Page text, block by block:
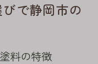
で静岡市の
料の特徴